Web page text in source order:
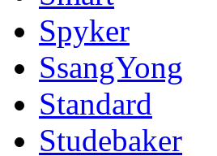
Spyker
SsangYong
Standard
Studebaker